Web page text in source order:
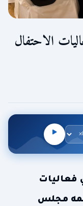
الاحتفال
فعاليات
مجلس